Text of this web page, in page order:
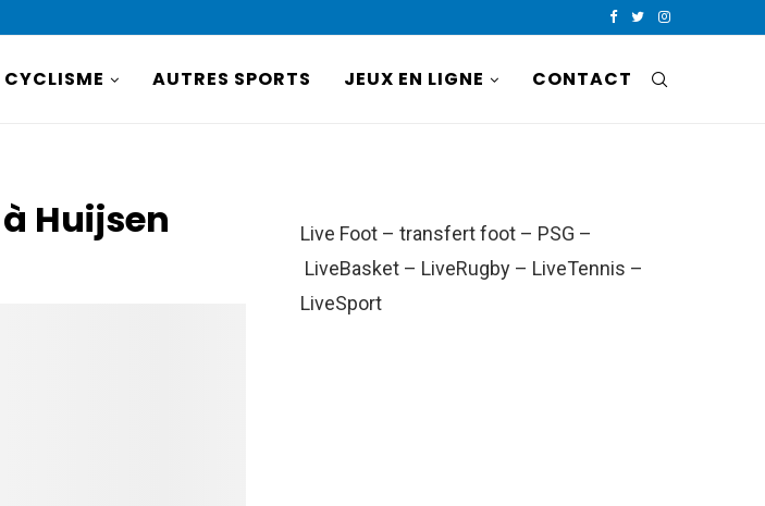
CYCLISME AUTRES SPORTS JEUX EN LIGNE CONTACT
Huijsen Live Foot – transfert foot – PSG –
LiveBasket – LiveRugby – LiveTennis –
LiveSport